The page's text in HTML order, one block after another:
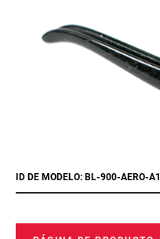
ID DE MODELO: BL-900-AERO-A1